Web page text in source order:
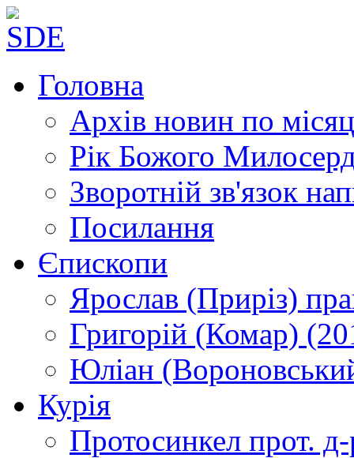
Головна
Архів новин по
Рік Божого
Зворотній зв'язок
Посилання
Єпископи
Ярослав (Приріз)
Григорій (Комар)
Юліан
Курія
Протосинкел прот.